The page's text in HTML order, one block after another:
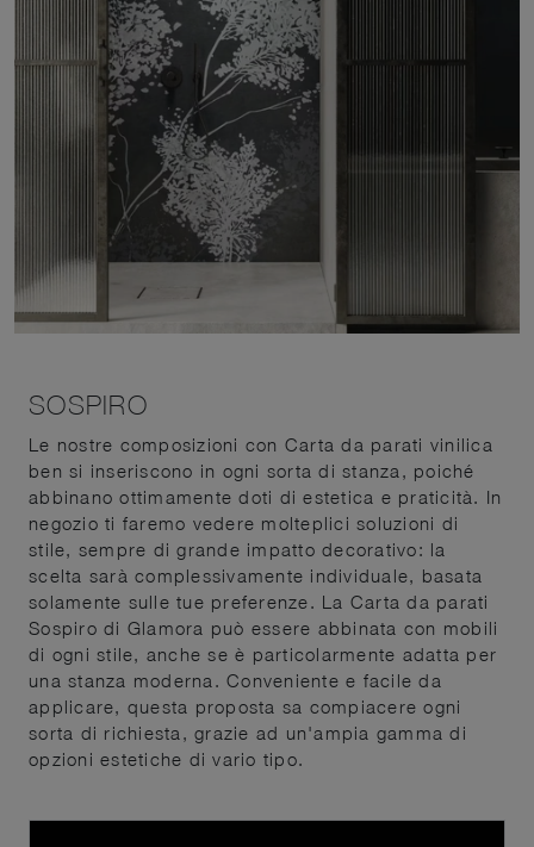
SOSPIRO
Le nostre composizioni con Carta da parati vinilica
ben si inseriscono in ogni sorta di stanza, poiché
abbinano ottimamente doti di estetica e praticità. In
negozio ti faremo vedere molteplici soluzioni di
stile, sempre di grande impatto decorativo: la
scelta sarà complessivamente individuale, basata
solamente sulle tue preferenze. La Carta da parati
Sospiro di Glamora può essere abbinata con mobili
di ogni stile, anche se è particolarmente adatta per
una stanza moderna. Conveniente e facile da
applicare, questa proposta sa compiacere ogni
sorta di richiesta, grazie ad un'ampia gamma di
opzioni estetiche di vario tipo.